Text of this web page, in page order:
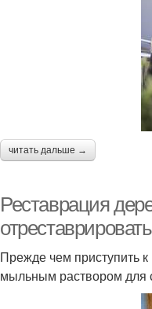
читать дальше →
Реставрация
Прежде чем приступить
мыльным раствором для